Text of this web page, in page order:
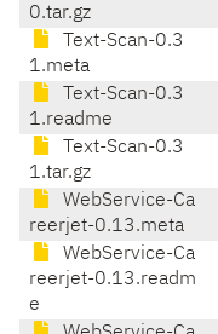
0.tar.gz
Text-Scan-0.3
1.meta
Text-Scan-0.3
1.readme
Text-Scan-0.3
1.tar.gz
WebService-Ca
reerjet-0.13.meta
WebService-Ca
reerjet-0.13.readm
e